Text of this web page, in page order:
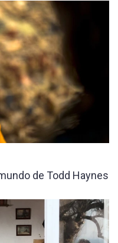
de Todd Haynes